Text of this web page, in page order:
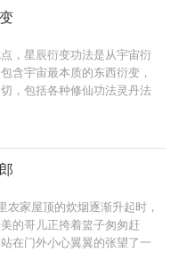
，星辰衍变功法是从宇宙衍
含宇宙最本质的东西衍变，
，包括各种修仙功法灵丹法
现在的世界包括低级的人
的仙界和极魔界等三千大界
久远，可能有几百亿年甚至
灵性适合生命生存的世界。
星辰衍变是最为强大的仙祖
领悟出的功法。可惜，匹夫
功法也超越了仙界最高仙祖
仙境，自己成为所有仙人的
农家屋顶的炊烟逐渐升起时，
的哥儿正挎着篮子匆匆赶
在门外小心翼翼的张望了一